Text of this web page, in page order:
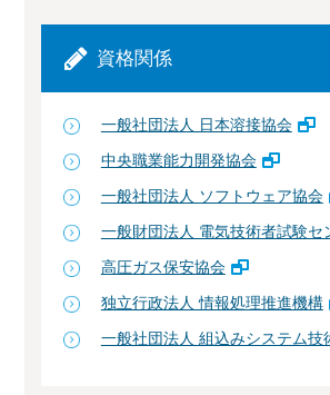
資格関係
一般社団法人 日本溶接協会
中央職業能力開発協会
一般社団法人 ソフトウェア協会
一般財団法人 電気技術者試験セ
高圧ガス保安協会
独立行政法人 情報処理推進機構
一般社団法人 組込みシステム技